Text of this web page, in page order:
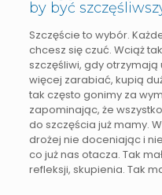
by być
Szczęście to wybór.
chcesz się czuć. Wciąż
szczęśliwi, gdy
więcej zarabiać, kupią
tak często gonimy za
zapominając, że
do szczęścia już mamy.
drożej nie doceniając i
co już nas otacza. Tak
refleksji, skupienia. Tak